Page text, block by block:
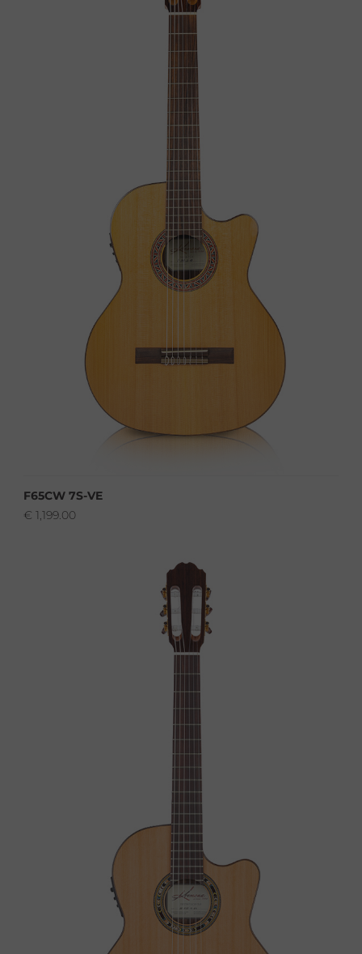
F65CW 7S-VE
€ 1,199.00